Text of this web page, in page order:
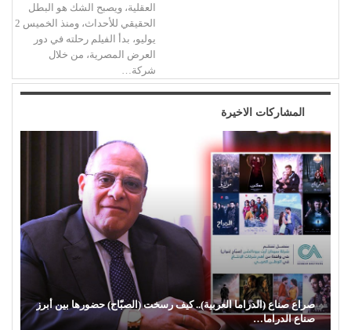
العقلية، ويصبح الشك هو البطل
الحقيقي للأحداث، ومنذ الخميس 2
يوليو، بدأ الفيلم رحلته في دور
العرض المصرية، من خلال
شركة…
المشاركات الاخيرة
صراع صناع (الدراما العربية).. كيف رسخت (الصبّاح) حضورها بين أبرز
صناع الدراما…